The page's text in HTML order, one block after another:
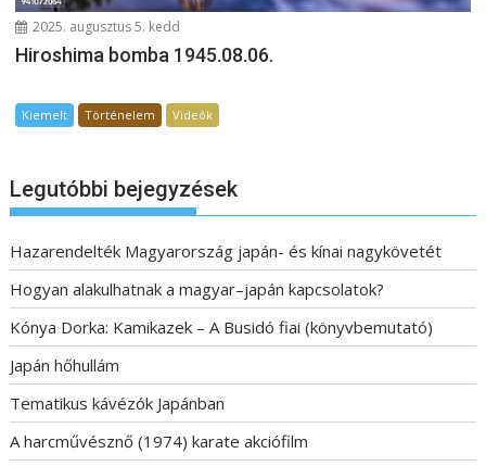
2025. augusztus 5. kedd
Hiroshima bomba 1945.08.06.
Kiemelt Történelem Videók
Legutóbbi bejegyzések
Hazarendelték Magyarország japán- és kínai nagykövetét
Hogyan alakulhatnak a magyar–japán kapcsolatok?
Kónya Dorka: Kamikazek – A Busidó fiai (könyvbemutató)
Japán hőhullám
Tematikus kávézók Japánban
A harcművésznő (1974) karate akciófilm